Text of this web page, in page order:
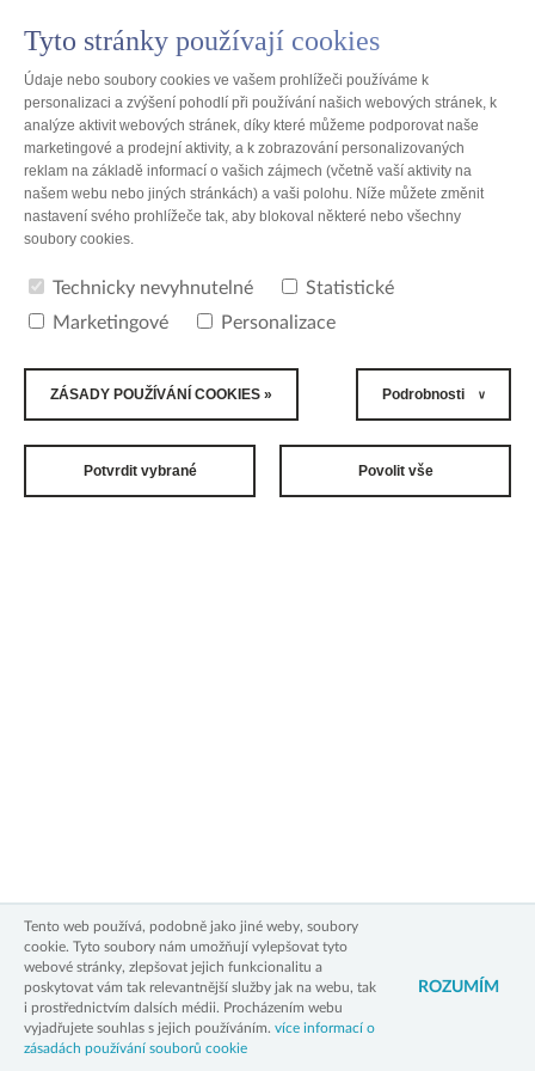
Tyto stránky používají cookies
Údaje nebo soubory cookies ve vašem prohlížeči používáme k
personalizaci a zvýšení pohodlí při používání našich webových stránek, k
analýze aktivit webových stránek, díky které můžeme podporovat naše
marketingové a prodejní aktivity, a k zobrazování personalizovaných
reklam na základě informací o vašich zájmech (včetně vaší aktivity na
našem webu nebo jiných stránkách) a vaši polohu. Níže můžete změnit
nastavení svého prohlížeče tak, aby blokoval některé nebo všechny
soubory cookies.
Technicky nevyhnutelné
Statistické
Marketingové
Personalizace
ZÁSADY POUŽÍVÁNÍ COOKIES » Podrobnosti
Potvrdit vybrané Povolit vše
Počet nalezených míst: 1
Atlanta, GA
Polsko
Tento web používá, podobně jako jiné weby, soubory
cookie. Tyto soubory nám umožňují vylepšovat tyto
webové stránky, zlepšovat jejich funkcionalitu a
poskytovat vám tak relevantnější služby jak na webu, tak
i prostřednictvím dalsích médii. Procházením webu
vyjadřujete souhlas s jejich používáním. více informací o
zásadách používání souborů cookie
ROZUMÍM